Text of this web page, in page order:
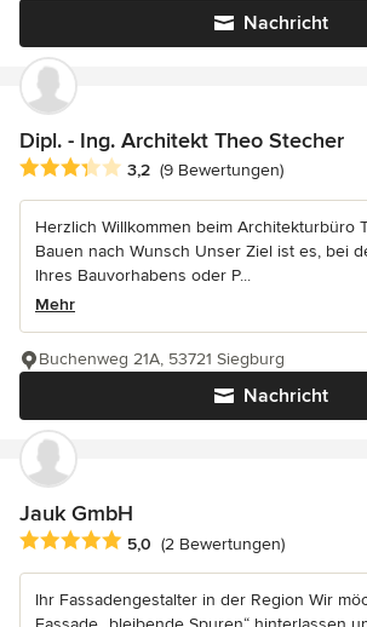
Nachricht
Dipl. - Ing. Architekt Theo Stecher
Durchschnittliche Bewertung: 3.2 von 5
3,2 (9 Bewertungen)
Herzlich Willkommen beim Architekturbüro
Bauen nach Wunsch Unser Ziel ist es, bei
Ihres Bauvorhabens oder P...
Mehr
Nachricht
Buchenweg 21A, 53721 Siegburg
Jauk GmbH
Durchschnittliche Bewertung: 5 von 5
5,0 (2 Bewertungen)
Ihr Fassadengestalter in der Region Wir